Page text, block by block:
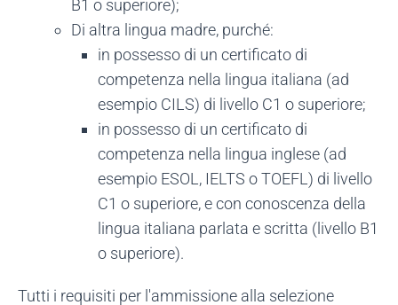
B1 o superiore);
Di altra lingua madre, purché:
in possesso di un certificato di
competenza nella lingua italiana (ad
esempio CILS) di livello C1 o superiore;
in possesso di un certificato di
competenza nella lingua inglese (ad
esempio ESOL, IELTS o TOEFL) di livello
C1 o superiore, e con conoscenza della
lingua italiana parlata e scritta (livello B1
o superiore).
Tutti i requisiti per l'ammissione alla selezione